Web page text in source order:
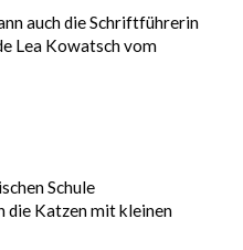
auch die Schriftführerin
Lea Kowatsch vom
Schule
die Katzen mit kleinen